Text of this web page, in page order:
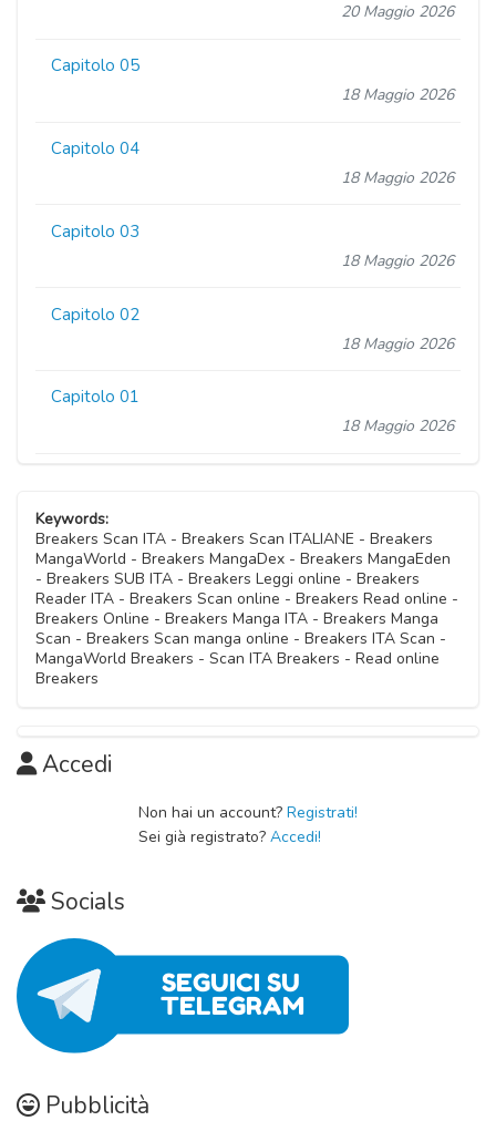
20 Maggio 2026
Capitolo 05
18 Maggio 2026
Capitolo 04
18 Maggio 2026
Capitolo 03
18 Maggio 2026
Capitolo 02
18 Maggio 2026
Capitolo 01
18 Maggio 2026
Keywords:
Breakers Scan ITA - Breakers Scan ITALIANE - Breakers
MangaWorld - Breakers MangaDex - Breakers MangaEden
- Breakers SUB ITA - Breakers Leggi online - Breakers
Reader ITA - Breakers Scan online - Breakers Read online -
Breakers Online - Breakers Manga ITA - Breakers Manga
Scan - Breakers Scan manga online - Breakers ITA Scan -
MangaWorld Breakers - Scan ITA Breakers - Read online
Breakers
Accedi
Non hai un account? Registrati!
Sei già registrato? Accedi!
Socials
Pubblicità